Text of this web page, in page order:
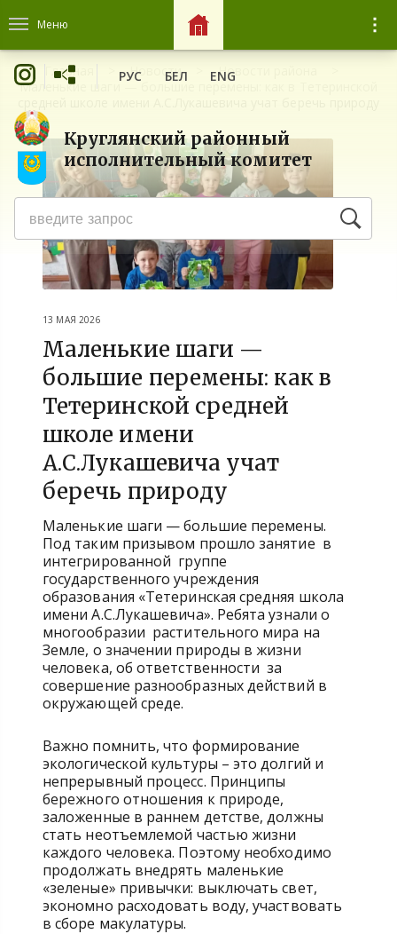
Меню
Круглянский районный
исполнительный комитет
РУС БЕЛ ENG
Главная Новости
Новости района
Маленькие шаги — большие перемены: как в Тетеринской
13 МАЯ 2026
Маленькие шаги —
большие перемены: как в
Тетеринской средней
школе имени
А.С.Лукашевича учат
беречь природу
Маленькие шаги — большие перемены.
Под таким призывом прошло занятие в
интегрированной группе
государственного учреждения
образования «Тетеринская средняя школа
имени А.С.Лукашевича». Ребята узнали о
многообразии растительного мира на
Земле, о значении природы в жизни
человека, об ответственности за
совершение разнообразных действий в
окружающей среде.
Важно помнить, что формирование
экологической культуры – это долгий и
непрерывный процесс. Принципы
бережного отношения к природе,
заложенные в раннем детстве, должны
стать неотъемлемой частью жизни
каждого человека. Поэтому необходимо
продолжать внедрять маленькие
«зеленые» привычки: выключать свет,
экономно расходовать воду, участвовать
в сборе макулатуры.